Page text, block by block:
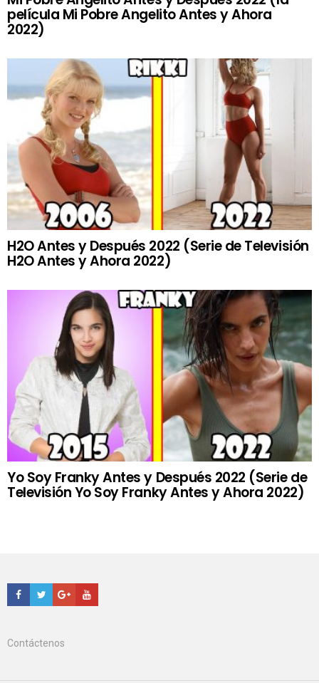
película Mi Pobre Angelito Antes y Ahora
2022)
H2O Antes y Después 2022 (Serie de Televisión
H2O Antes y Ahora 2022)
Yo Soy Franky Antes y Después 2022 (Serie de
Televisión Yo Soy Franky Antes y Ahora 2022)
Facebook
TwitterGoogle+Youtube
Contáctenos